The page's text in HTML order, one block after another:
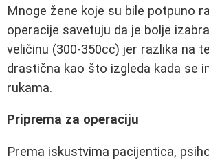
Mnoge žene koje su bile potpuno
operacije savetuju da je bolje
veličinu (300-350cc) jer razlika na
drastična kao što izgleda kada se
rukama.
Priprema za operaciju
Prema iskustvima pacijentica,